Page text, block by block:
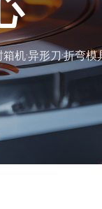
箱机·异形刀·折弯模